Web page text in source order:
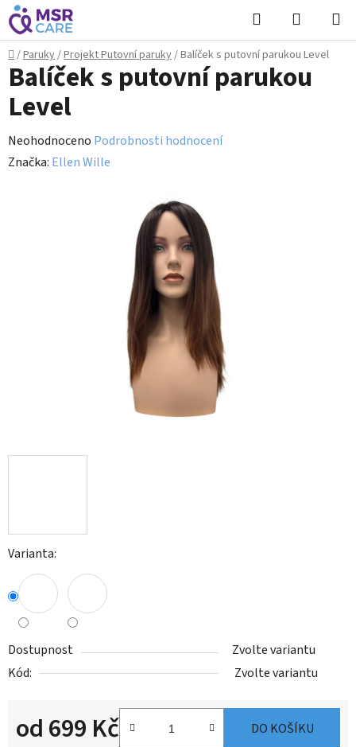
Přejít
na
obsah
Hledat
KOŠÍK
Domů
/Paruky/Projekt Putovní paruky/Balíček s putovní parukou Level
Varianta:
Dostupnost
Zvolte variantu
Kód:
Zvolte variantu
od699 Kč DO KOŠÍKU
Balíček s putovní parukou
Level
Průměrné
hodnocení
Neohodnoceno Podrobnosti hodnocení
Značka: Ellen Wille